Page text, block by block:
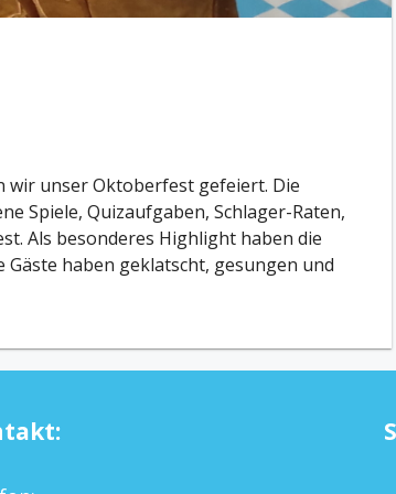
wir unser Oktoberfest gefeiert. Die
Spiele, Quizaufgaben, Schlager-Raten,
Als besonderes Highlight haben die
haben geklatscht, gesungen und